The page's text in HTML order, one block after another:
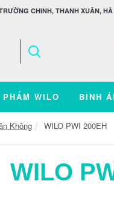
CHINH, THANH XUÂN,
PHẨM WILO BÌNH
Không WILO PWI 200EH
WILO